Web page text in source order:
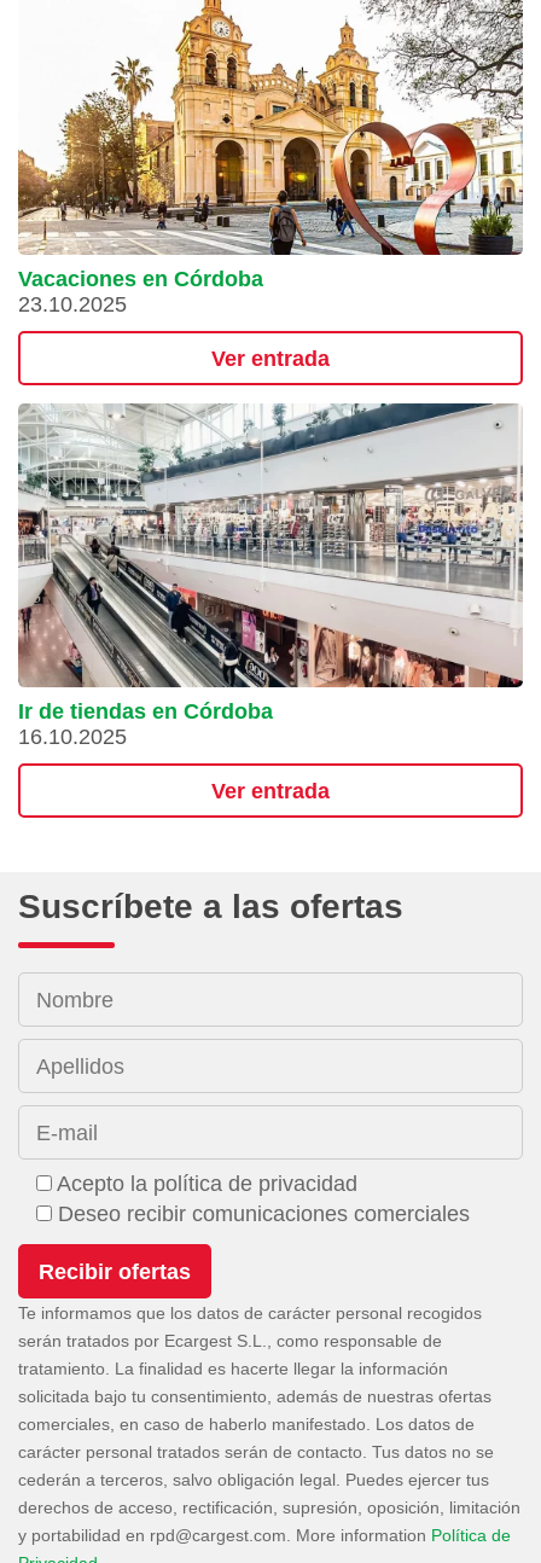
Vacaciones en Córdoba
23.10.2025
Ver entrada
Ir de tiendas en Córdoba
16.10.2025
Ver entrada
Suscríbete a las ofertas
Nombre
Apellidos
E-mail
Acepto la política de privacidad
Deseo recibir comunicaciones comerciales
Te informamos que los datos de carácter personal recogidos
serán tratados por Ecargest S.L., como responsable de
tratamiento. La finalidad es hacerte llegar la información
solicitada bajo tu consentimiento, además de nuestras ofertas
comerciales, en caso de haberlo manifestado. Los datos de
carácter personal tratados serán de contacto. Tus datos no se
cederán a terceros, salvo obligación legal. Puedes ejercer tus
derechos de acceso, rectificación, supresión, oposición, limitación
y portabilidad en
. More information Política de